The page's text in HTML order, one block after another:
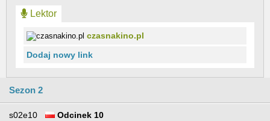
Lektor
czasnakino.pl
Dodaj nowy link
Sezon 2
s02e10 Odcinek 10